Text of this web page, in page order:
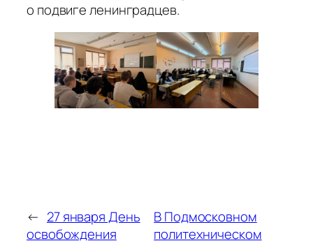
о подвиге ленинградцев.
← 27 января День
освобождения
В Подмосковном
политехническом